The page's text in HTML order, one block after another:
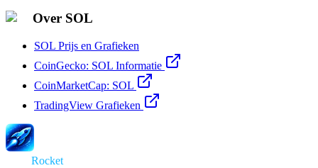
Over SOL
SOL Prijs en Grafieken
CoinGecko: SOL Informatie
CoinMarketCap: SOL
TradingView Grafieken
Rocket